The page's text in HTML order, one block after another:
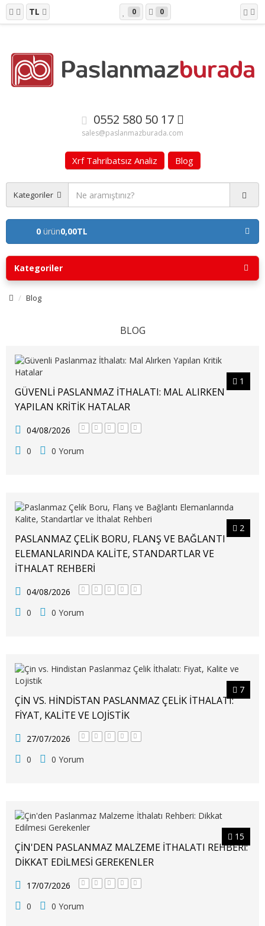
TL 0 0
0552 580 50 17
sales@paslanmazburada.com
Xrf Tahribatsız Analiz Blog
Kategoriler
0 ürün0,00TL
Kategoriler
Blog
BLOG
1
GÜVENLI PASLANMAZ İTHALATI: MAL ALIRKEN
YAPILAN KRITIK HATALAR
04/08/2026
0
0 Yorum
2
PASLANMAZ ÇELIK BORU, FLANŞ VE BAĞLANTI
ELEMANLARINDA KALITE, STANDARTLAR VE
İTHALAT REHBERI
04/08/2026
0
0 Yorum
7
ÇIN VS. HINDISTAN PASLANMAZ ÇELIK İTHALATI:
FIYAT, KALITE VE LOJISTIK
27/07/2026
0
0 Yorum
15
ÇIN'DEN PASLANMAZ MALZEME İTHALATI REHBERI:
DIKKAT EDILMESI GEREKENLER
17/07/2026
0
0 Yorum